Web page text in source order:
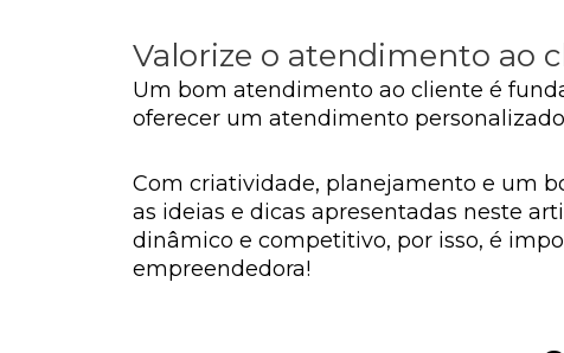
Valorize o atendimento ao
Um bom atendimento ao cliente é
oferecer um atendimento
Com criatividade, planejamento e um
as ideias e dicas apresentadas neste
dinâmico e competitivo, por isso, é
empreendedora!